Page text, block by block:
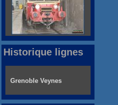
Historique lignes
Grenoble Veynes